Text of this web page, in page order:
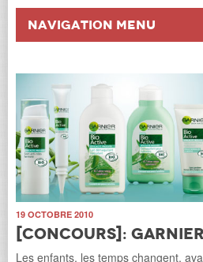
Navigation Menu
19 OCTOBRE 2010
[Concours]:
Les enfants, les temps changent,